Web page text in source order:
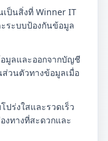
ป็นสิ่งที่ Winner IT
ระบบป้องกันข้อมูล
มูลและออกจากบัญชี
ส่วนตัวทางข้อมูลเมื่อ
ปร่งใสและรวดเร็ว
งทางที่สะดวกและ